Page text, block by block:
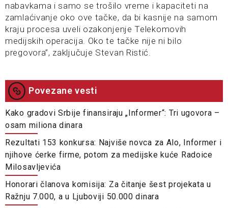
nabavkama i samo se trošilo vreme i kapaciteti na
zamlaćivanje oko ove tačke, da bi kasnije na samom
kraju procesa uveli ozakonjenje Telekomovih
medijskih operacija. Oko te tačke nije ni bilo
pregovora”, zaključuje Stevan Ristić.
Povezane vesti
Kako gradovi Srbije finansiraju „Informer“: Tri ugovora –
osam miliona dinara
Rezultati 153 konkursa: Najviše novca za Alo, Informer i
njihove ćerke firme, potom za medijske kuće Radoice
Milosavljevića
Honorari članova komisija: Za čitanje šest projekata u
Ražnju 7.000, a u Ljuboviji 50.000 dinara